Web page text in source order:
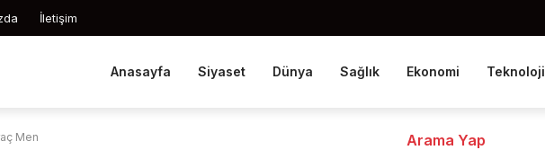
İletişim
Anasayfa Siyaset Dünya Sağlık Ekonomi Teknoloji
Men Arama Yap